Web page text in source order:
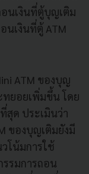
นเงินที่ตู้บุญเติม
นเงินที่ตู้ ATM
ATM ของบุญ
ทยอยเพิ่มขึ้น โดย
สุด ประเมินว่า
ของบุญเติมยังมี
โน้มการใช้
รมการถอน